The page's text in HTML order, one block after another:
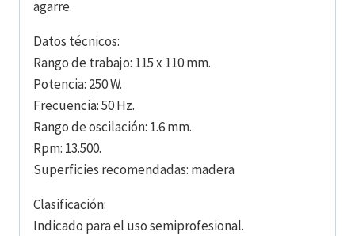
agarre.
Datos técnicos:
Rango de trabajo: 115 x 110 mm.
Potencia: 250 W.
Frecuencia: 50 Hz.
Rango de oscilación: 1.6 mm.
Rpm: 13.500.
Superficies recomendadas: madera
Clasificación:
Indicado para el uso semiprofesional.